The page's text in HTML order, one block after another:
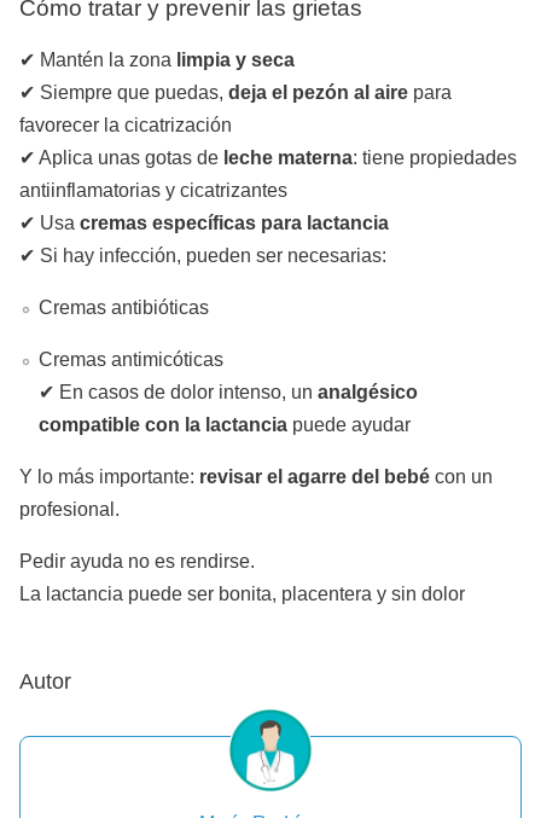
Cómo tratar y prevenir las grietas
✔ Mantén la zona limpia y seca
✔ Siempre que puedas, deja el pezón al aire para
favorecer la cicatrización
✔ Aplica unas gotas de leche materna: tiene propiedades
antiinflamatorias y cicatrizantes
✔ Usa cremas específicas para lactancia
✔ Si hay infección, pueden ser necesarias:
Cremas antibióticas
Cremas antimicóticas
✔ En casos de dolor intenso, un analgésico
compatible con la lactancia puede ayudar
Y lo más importante: revisar el agarre del bebé con un
profesional.
Pedir ayuda no es rendirse.
La lactancia puede ser bonita, placentera y sin dolor
Autor